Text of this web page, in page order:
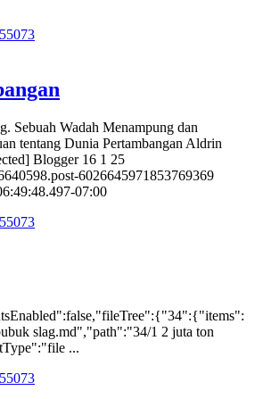
Sebuah Wadah Menampung dan
tentang Dunia Pertambangan Aldrin
Blogger 16 1 25
6026645971853769369
07:00
slag.md","path":"34/1 2 juta ton
...